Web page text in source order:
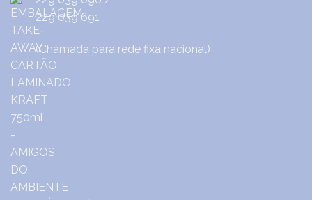
229 039 691
(Chamada para rede fixa nacional)